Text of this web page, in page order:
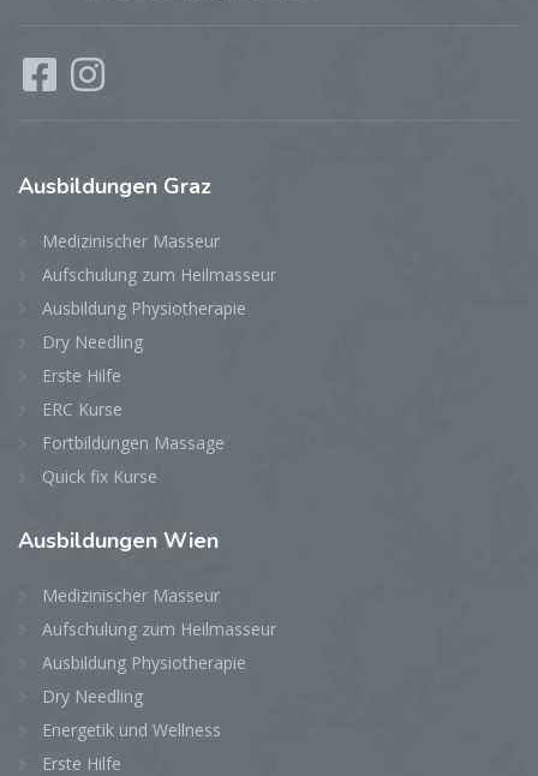
Ausbildungen Graz
Medizinischer Masseur
Aufschulung zum Heilmasseur
Ausbildung Physiotherapie
Dry Needling
Erste Hilfe
ERC Kurse
Fortbildungen Massage
Quick fix Kurse
Ausbildungen Wien
Medizinischer Masseur
Aufschulung zum Heilmasseur
Ausbildung Physiotherapie
Dry Needling
Energetik und Wellness
Erste Hilfe